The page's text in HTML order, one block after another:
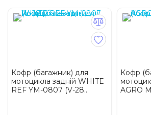
Кофр (багажник) для
мотоцикла задній WHITE
REF YM-0807 (V-28..
Кофр
AGRO